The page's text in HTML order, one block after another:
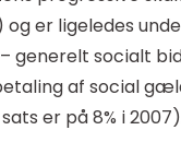
og er ligeledes
generelt socialt
af social
er på 8% i